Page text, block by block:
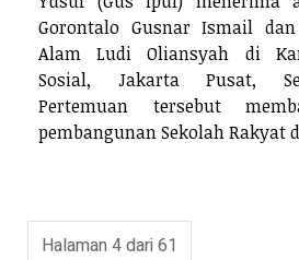
Gorontalo Gusnar Ismail
Alam Ludi Oliansyah di
Sosial, Jakarta Pusat,
Pertemuan tersebut
pembangunan Sekolah Rakyat
Halaman 4 dari 61